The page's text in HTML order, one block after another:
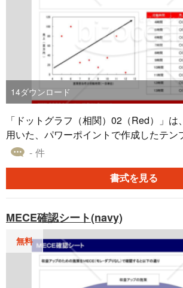
14ダウンロード
「ドットグラフ（相関）02（Red）」
用いた、パワーポイントで作成したテンプ
のテンプレートを使えば、2つの事象の
潔にまとめることができます。 企画書や提案書を作成する
際の、テンプレートとしてご活用いただ
- 件
書式を見る
MECE確認シート(navy)
無料